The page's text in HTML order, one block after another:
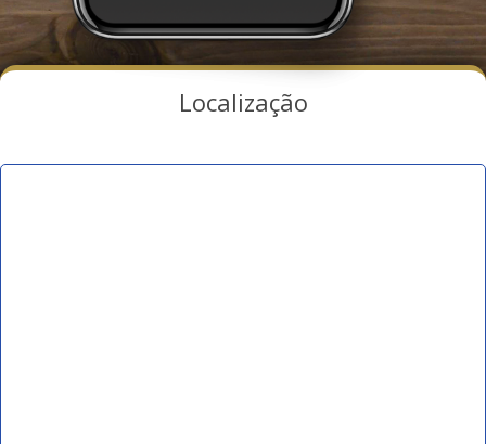
Localização